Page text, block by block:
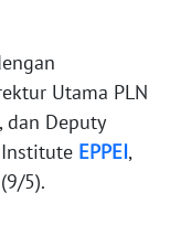
Utama PLN
dan Deputy
EPPEI,
5).